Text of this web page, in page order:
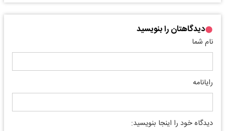
دیدگاهتان را بنویسید
نام شما
رایانامه
دیدگاه خود را اینجا بنویسید: